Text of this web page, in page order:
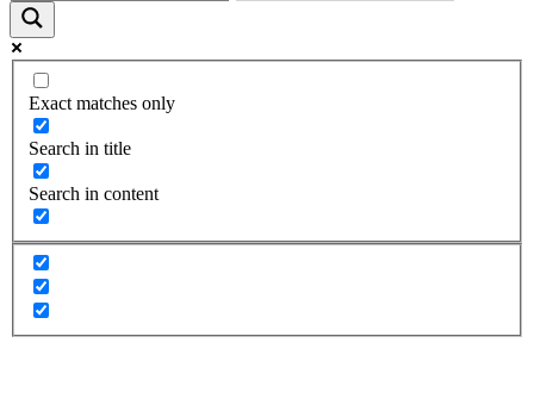
Exact matches only
Search in title
Search in content